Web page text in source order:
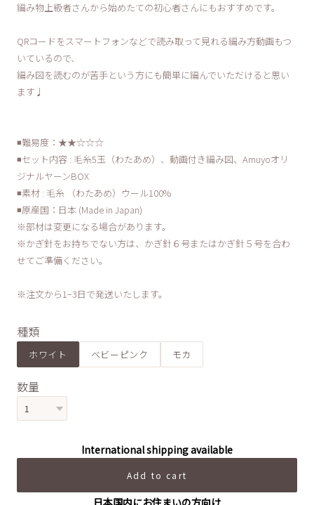
編み物上級者さんから始めたての初心者さんにもおすすめです。
QRコードをスマートフォンなどで読み取って見れる編み方動画もつ
いているので、
編み図を読むのが苦手という方にも簡単に編んでいただけると思い
ます♩
◾️難易度：★★☆☆☆
◾️セット内容 : 毛糸5玉（わたあめ）、動画付き編み図、Amuyoオリ
ジナルヤーンBOX
◾️素材 : 毛糸 （わたあめ）ウール100%
◾️原産国：日本 (Made in Japan)
※部材は変更になる場合があります。
※かぎ針をお持ちでない方は、かぎ針６号またはかぎ針５号を合わ
せてご準備ください。
※注文から1−3日で発送いたします。
種類
ホワイト ベビーピンク モカ
数量
International shipping available
Add to cart